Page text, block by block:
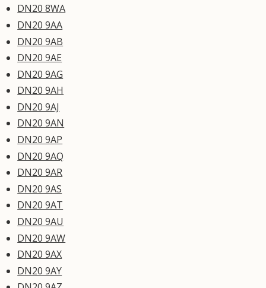
DN20 8WA
DN20 9AA
DN20 9AB
DN20 9AE
DN20 9AG
DN20 9AH
DN20 9AJ
DN20 9AN
DN20 9AP
DN20 9AQ
DN20 9AR
DN20 9AS
DN20 9AT
DN20 9AU
DN20 9AW
DN20 9AX
DN20 9AY